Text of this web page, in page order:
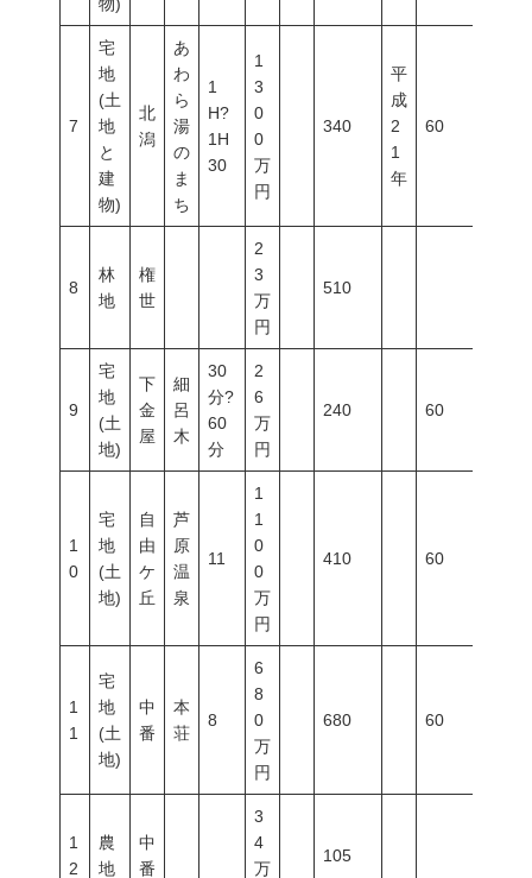
7
宅
地
(土
地
と
建
物)
北
潟
あ
わ
ら
湯
の
ま
ち
1
H?
1H
30
1
3
0
0
万
円
340
平
成
2
1
年
60
8
林
地
権
世
2
3
万
円
510
9
宅
地
(土
地)
下
金
屋
細
呂
木
30
分?
60
分
2
6
万
円
240 60
1
0
宅
地
(土
地)
自
由
ケ
丘
芦
原
温
泉
11
1
1
0
0
万
円
410 60
1
1
宅
地
(土
地)
中
番
本
荘
8
6
8
0
万
円
680 60
1
2
農
地
中
番
3
4
万
105